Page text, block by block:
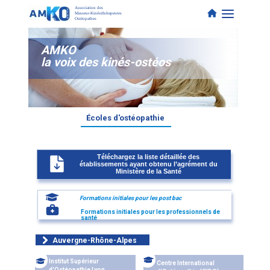
Association des
Masseur-Kinésithérapeutes
Ostéopathes
AMKO
la voix des kinés-ostéos
Écoles d'ostéopathie
Auverg
ne-
Formations initiales pour les post bac
Formations initiales pour les professionnels de
santé
Auvergne-Rhône-Alpes
Institut Supérieur
Centre International
Téléchargez la liste détaillée des
établissements ayant obtenu l’agrément du
Ministère de la Santé